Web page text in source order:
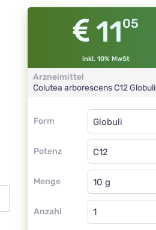
1105
inkl. 10% MwSt
Arzneimittel
Colutea arborescensC12 Globuli
Form
Form
Potenz
Globuli
C12
Menge
Globuli
Anzahl